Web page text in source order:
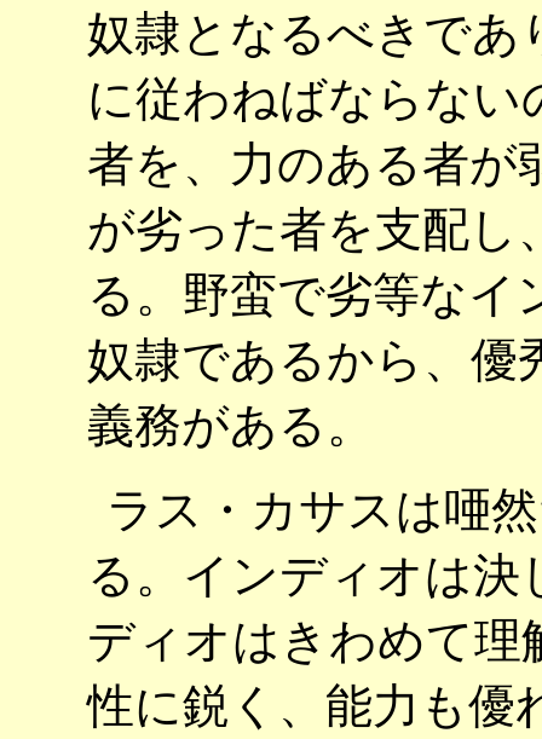
奴隷となるべきであ
に従わねばならない
者を、力のある者が
が劣った者を支配し
る。野蛮で劣等な
奴隷であるから、優
義務がある。
ラス・カサスは唖
る。インディオは
ディオはきわめて理
性に鋭く、能力も優